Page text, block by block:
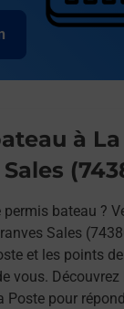
à La
bateau ?
Sales
et les points de
vous. Découvrez
Poste pour